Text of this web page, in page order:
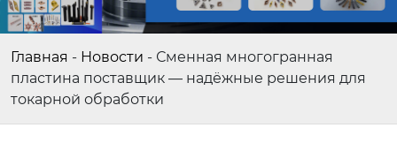
Главная - Новости - Сменная многогранная
пластина поставщик — надёжные решения для
токарной обработки